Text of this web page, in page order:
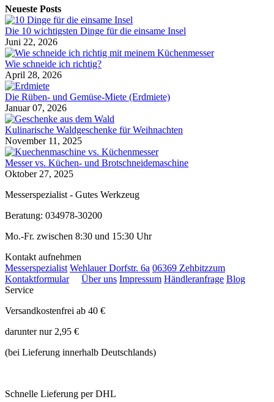
Neueste Posts
Die 10 wichtigsten Dinge für die einsame Insel
Juni 22, 2026
Wie schneide ich richtig?
April 28, 2026
Die Rüben- und Gemüse-Miete (Erdmiete)
Januar 07, 2026
Kulinarische Waldgeschenke für Weihnachten
November 11, 2025
Messer vs. Küchen- und Brotschneidemaschine
Oktober 27, 2025
Messerspezialist - Gutes Werkzeug
Beratung: 034978-30200
Mo.-Fr. zwischen 8:30 und 15:30 Uhr
Kontakt aufnehmen
Messerspezialist Wehlauer Dorfstr. 6a 06369 Zehbitzzum
Kontaktformular
Über uns Impressum Händleranfrage Blog
Service
Versandkostenfrei ab 40 €
darunter nur 2,95 €
(bei Lieferung innerhalb Deutschlands)
Schnelle Lieferung per DHL